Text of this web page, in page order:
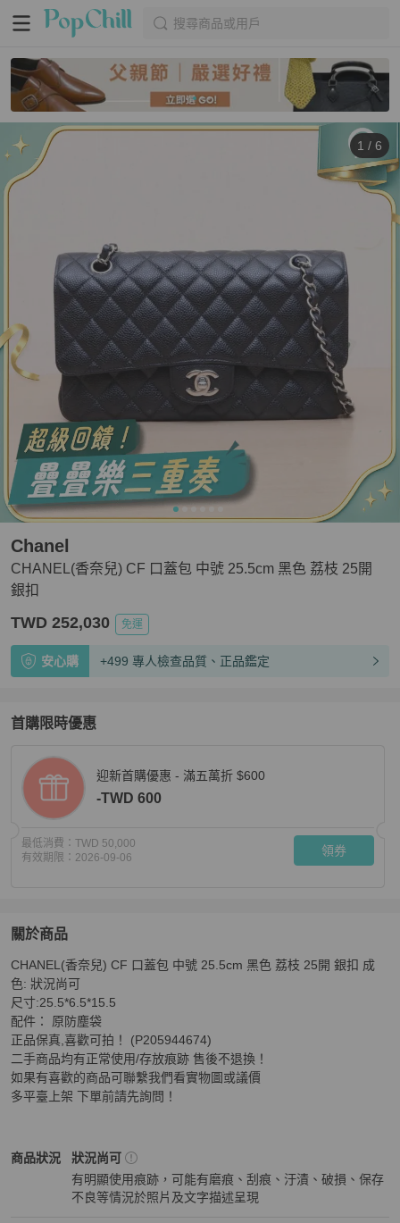
搜尋商品或用戶
1 / 6
CHANEL(香奈兒) CF 口蓋包 中號 25.5cm 黑色 荔枝 25開
銀扣
Chanel
TWD 252,030 免運
安心購 +499 專人檢查品質、正品鑑定
首購限時優惠
迎新首購優惠 - 滿五萬折 $600
-TWD 600
最低消費： TWD 50,000
有效期限： 2026-09-06 領券
關於商品
關於CHANEL(香奈兒) CF 口蓋包 中號 25.5cm 黑色 荔枝 25
CHANEL(香奈兒) CF 口蓋包 中號 25.5cm 黑色 荔枝 25開 銀扣 成
色: 狀況尚可
尺寸:25.5*6.5*15.5
配件： 原防塵袋
正品保真,喜歡可拍！ (P205944674)
二手商品均有正常使用/存放痕跡 售後不退換！
如果有喜歡的商品可聯繫我們看實物圖或議價
多平臺上架 下單前請先詢問！
商品狀況
Chanel女包商品狀態與細節
狀況尚可
有明顯使用痕跡，可能有磨痕、刮痕、汙漬、破損、保存
不良等情況於照片及文字描述呈現